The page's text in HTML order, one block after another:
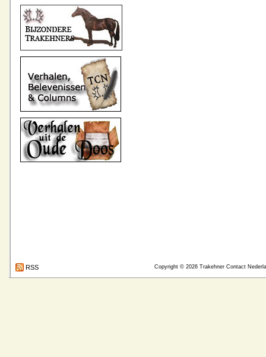
Copyright © 2026 Trakehner Contact
RSS